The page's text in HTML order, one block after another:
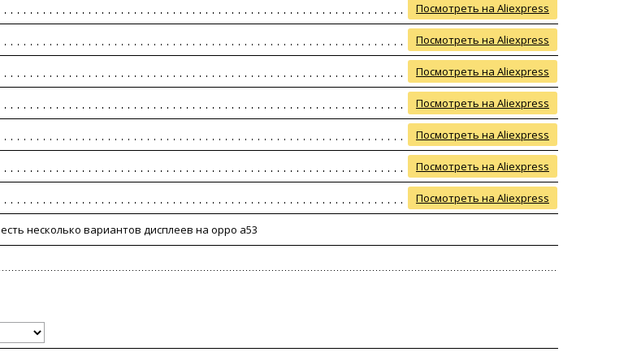
Посмотреть на Aliexpress
Посмотреть на Aliexpress
Посмотреть на Aliexpress
Посмотреть на Aliexpress
Посмотреть на Aliexpress
Посмотреть на Aliexpress
Посмотреть на Aliexpress
есть несколько вариантов дисплеев на oppo a53